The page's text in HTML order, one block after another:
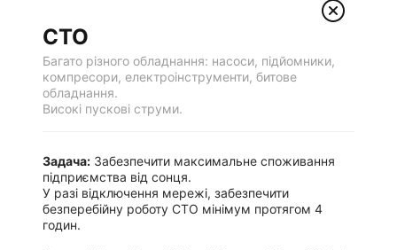
СТО
Багато різного обладнання: насоси, підйомники,
компресори, електроінструменти, битове
обладнання.
Високі пускові струми.
Задача: Забезпечити максимальне споживання
підприємства від сонця.
У разі відключення мережі, забезпечити
безперебійну роботу СТО мінімум протягом 4
годин.